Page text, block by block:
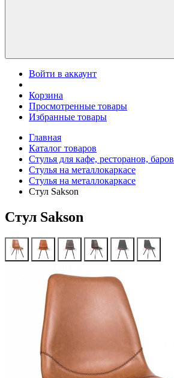
Войти в аккаунт
Корзина
Просмотренные товары
Избранные товары
Главная
Каталог товаров
Стулья для кафе, ресторанов, баров
Стулья на металлокаркасе
Стулья на металлокаркасе
Стул Sakson
Стул Sakson